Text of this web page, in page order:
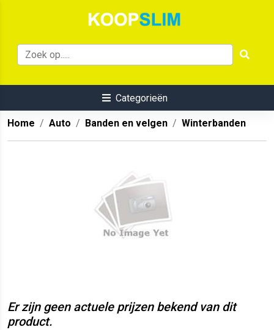
Categorieën
Home Auto Banden en velgen Winterbanden
Er zijn geen actuele prijzen bekend van dit
product.